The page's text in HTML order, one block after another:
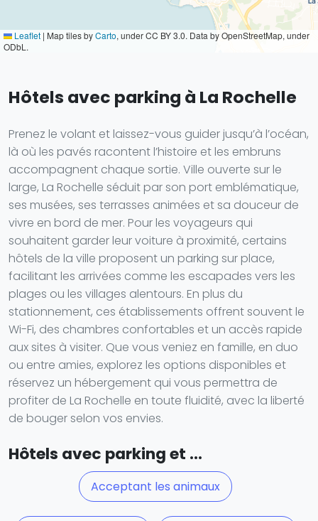
Leaflet | Map tiles byCarto, under CC BY 3.0. Data by OpenStreetMap, under
ODbL.
Hôtels avec parking à La Rochelle
Prenez le volant et laissez-vous guider jusqu’à l’océan,
là où les pavés racontent l’histoire et les embruns
accompagnent chaque sortie. Ville ouverte sur le
large, La Rochelle séduit par son port emblématique,
ses musées, ses terrasses animées et sa douceur de
vivre en bord de mer. Pour les voyageurs qui
souhaitent garder leur voiture à proximité, certains
hôtels de la ville proposent un parking sur place,
facilitant les arrivées comme les escapades vers les
plages ou les villages alentours. En plus du
stationnement, ces établissements offrent souvent le
Wi-Fi, des chambres confortables et un accès rapide
aux sites à visiter. Que vous veniez en famille, en duo
ou entre amies, explorez les options disponibles et
réservez un hébergement qui vous permettra de
profiter de La Rochelle en toute fluidité, avec la liberté
de bouger selon vos envies.
Hôtels avec parking et ...
Acceptant les animaux